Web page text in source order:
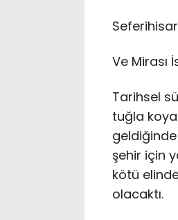
Ve Mirası
Tarihsel
tuğla
şehir için
kötü
olacaktı.